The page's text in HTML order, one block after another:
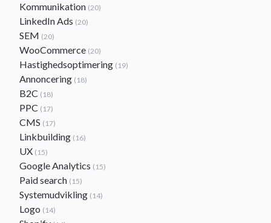
Kommunikation (20)
LinkedIn Ads (20)
SEM (20)
WooCommerce (20)
Hastighedsoptimering (19)
Annoncering (18)
B2C (18)
PPC (17)
CMS (17)
Linkbuilding (16)
UX (15)
Google Analytics (15)
Paid search (15)
Systemudvikling (14)
Logo (14)